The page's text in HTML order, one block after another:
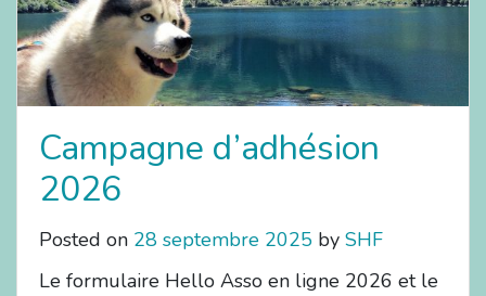
Campagne d’adhésion
2026
Posted on 28 septembre 2025 by SHF
Le formulaire Hello Asso en ligne 2026 et le